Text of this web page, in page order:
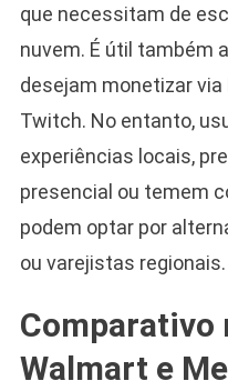
que necessitam de
nuvem. É útil também
desejam monetizar via
Twitch. No entanto,
experiências locais,
presencial ou temem
podem optar por
ou varejistas regionais.
Comparativo
Walmart e